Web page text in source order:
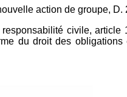
action de groupe, D.
civile, article
du droit des